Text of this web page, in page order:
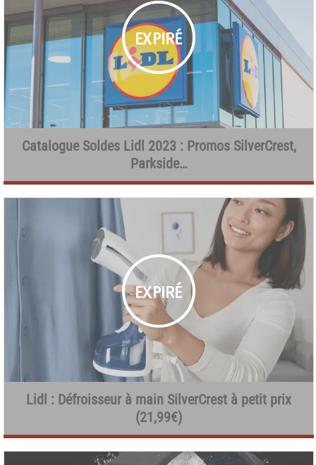
Catalogue Soldes Lidl 2023 : Promos SilverCrest,
Parkside…
Lidl : Défroisseur à main SilverCrest à petit prix
(21,99€)